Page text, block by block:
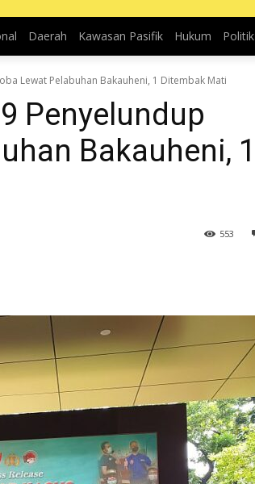
Daerah Kawasan Pasifik Hukum Politik
Lewat Pelabuhan Bakauheni, 1 Ditembak Mati
Penyelundup
Bakauheni, 1
553